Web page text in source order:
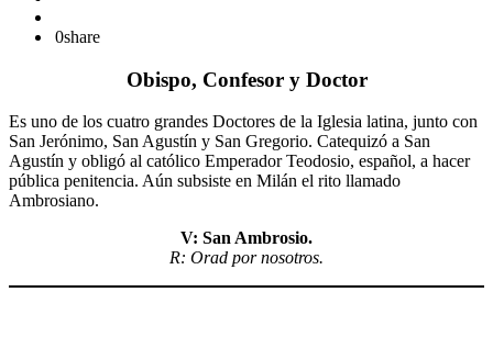
0share
Obispo, Confesor y Doctor
Es uno de los cuatro grandes Doctores de la Iglesia latina, junto con
San Jerónimo, San Agustín y San Gregorio. Catequizó a San
Agustín y obligó al católico Emperador Teodosio, español, a hacer
pública penitencia. Aún subsiste en Milán el rito llamado
Ambrosiano.
V: San Ambrosio.
R: Orad por nosotros.